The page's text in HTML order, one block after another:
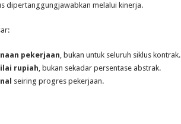
dipertanggungjawabkan melalui kinerja.
pekerjaan, bukan untuk seluruh siklus kontrak.
rupiah, bukan sekadar persentase abstrak.
seiring progres pekerjaan.